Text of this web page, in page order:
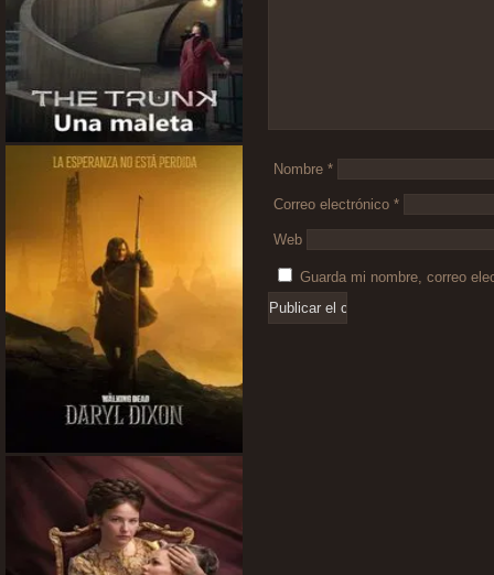
Nombre *
Correo electrónico *
Web
Guarda mi nombre, correo